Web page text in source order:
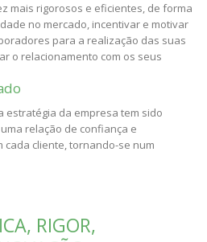
mais rigorosos e eficientes, de forma
no mercado, incentivar e motivar
para a realização das suas
o relacionamento com os seus
estratégia da empresa tem sido
relação de confiança e
cada cliente, tornando-se num
RIGOR,